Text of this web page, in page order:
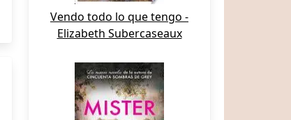
Vendo todo lo que tengo -
Elizabeth Subercaseaux